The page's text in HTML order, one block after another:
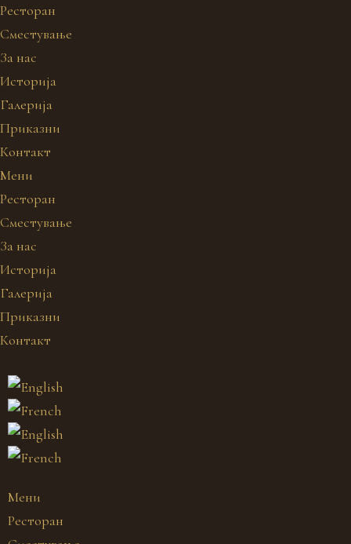
Ресторан
Сместување
За нас
Историја
Галерија
Приказни
Контакт
Мени
Ресторан
Сместување
За нас
Историја
Галерија
Приказни
Контакт
Мени
Ресторан